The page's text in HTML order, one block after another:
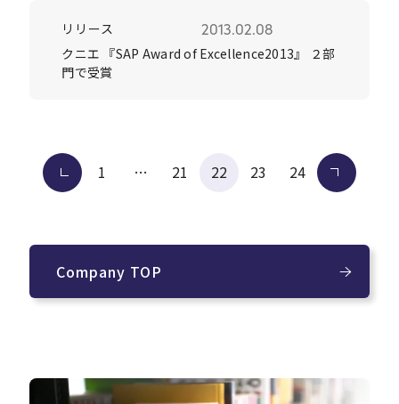
クニエ 『SAP Award of Excellence2013』 ２部
門で受賞
リリース 2013.02.08
投
稿
ジ
り
前へ 1 … 21 22 23 24 次へ
Company TOP